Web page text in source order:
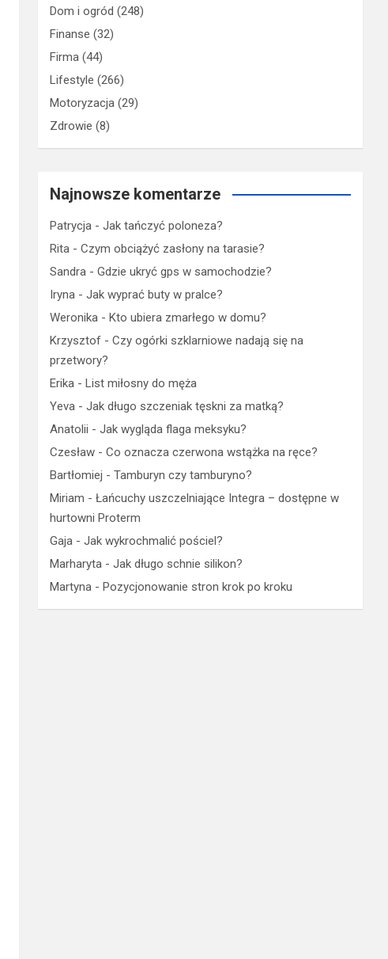
Dom i ogród (248)
Finanse (32)
Firma (44)
Lifestyle (266)
Motoryzacja (29)
Zdrowie (8)
Najnowsze komentarze
Patrycja -Jak tańczyć poloneza?
Rita -Czym obciążyć zasłony na tarasie?
Sandra -Gdzie ukryć gps w samochodzie?
Iryna -Jak wyprać buty w pralce?
Weronika - Kto ubiera zmarłego w domu?
Krzysztof -Czy ogórki szklarniowe nadają się na
przetwory?
Erika - List miłosny do męża
Yeva -Jak długo szczeniak tęskni za matką?
Anatolii -Jak wygląda flaga meksyku?
Czesław -Co oznacza czerwona wstążka na ręce?
Bartłomiej -Tamburyn czy tamburyno?
Miriam -Łańcuchy uszczelniające Integra – dostępne w
hurtowni Proterm
Gaja -Jak wykrochmalić pościel?
Marharyta -Jak długo schnie silikon?
Martyna - Pozycjonowanie stron krok po kroku